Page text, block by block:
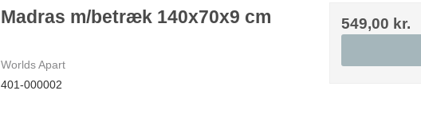
Madras m/betræk 140x70x9 cm
Worlds Apart
401-000002
549,00 kr.